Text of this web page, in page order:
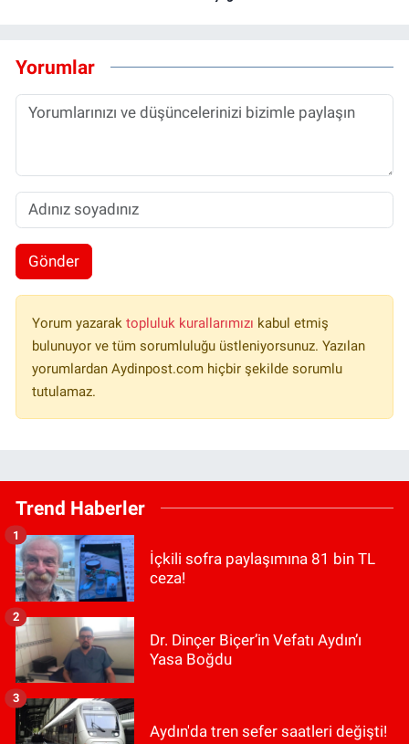
Yorumlar
Gönder
Yorum yazarak topluluk kurallarımızı kabul etmiş
bulunuyor ve tüm sorumluluğu üstleniyorsunuz. Yazılan
yorumlardan Aydinpost.com hiçbir şekilde sorumlu
tutulamaz.
Trend Haberler
İçkili sofra paylaşımına 81 bin TL
ceza!
1
Dr. Dinçer Biçer’in Vefatı Aydın’ı
Yasa Boğdu
2
Aydın'da tren sefer saatleri değişti!
3